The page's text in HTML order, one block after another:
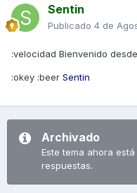
Sentin
Publicado 4 de
:velocidad Bienvenido
:okey :beer Sentin
Archivado
Este tema ahora
respuestas.